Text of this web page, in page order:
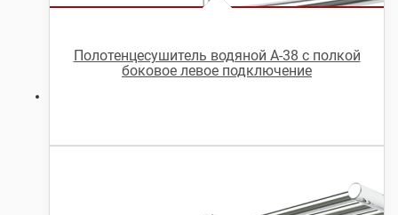
Полотенцесушитель водяной А-38 с полкой
боковое левое подключение